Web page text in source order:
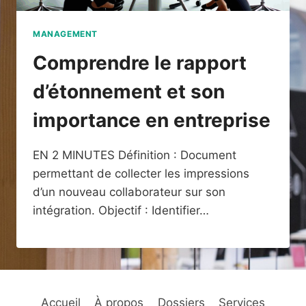
MANAGEMENT
Comprendre le rapport
d’étonnement et son
importance en entreprise
EN 2 MINUTES Définition : Document
permettant de collecter les impressions
d’un nouveau collaborateur sur son
intégration. Objectif : Identifier…
Accueil À propos Dossiers Services